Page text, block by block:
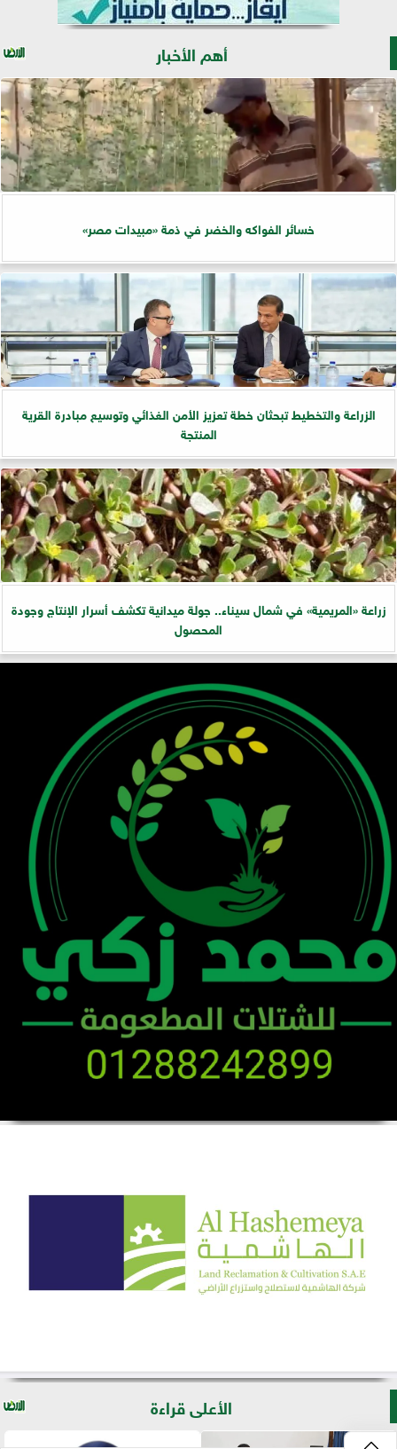
أهم الأخبار
خسائر الفواكه والخضر في ذمة «مبيدات مصر»
الزراعة والتخطيط تبحثان خطة تعزيز الأمن الغذائي وتوسيع مبادرة القرية
المنتجة
زراعة «المريمية» في شمال سيناء.. جولة ميدانية تكشف أسرار الإنتاج وجودة
المحصول
الأعلى قراءة